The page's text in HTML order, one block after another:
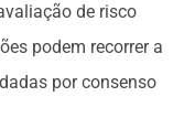
de risco
podem recorrer a
por consenso